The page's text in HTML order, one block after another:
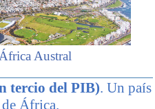
Austral
tercio del PIB). Un país
África.